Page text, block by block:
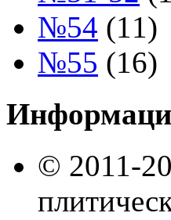
№54 (11)
№55 (16)
© 2011-